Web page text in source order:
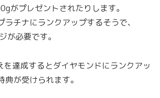
がプレゼントされたりします。
ラチナにランクアップするそうで、
が必要です。
を達成するとダイヤモンドにランクアッ
が受けられます。